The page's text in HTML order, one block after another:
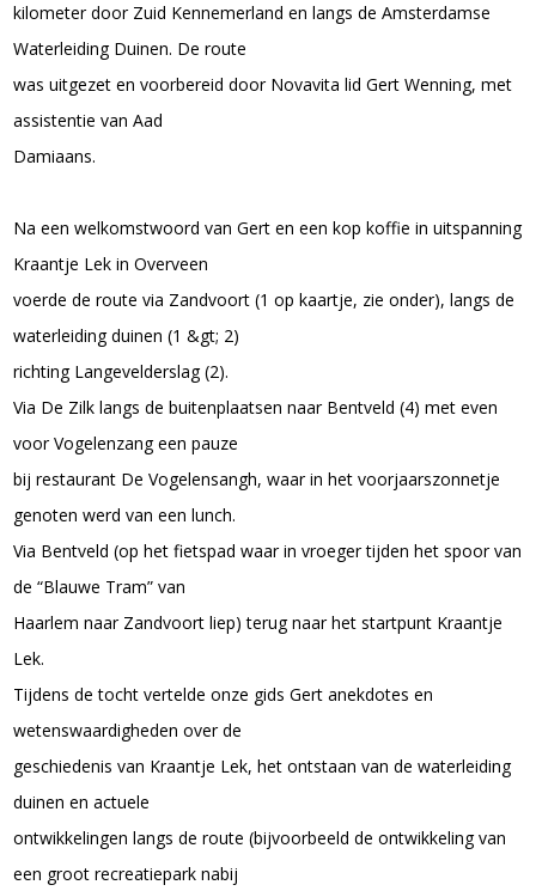
kilometer door Zuid Kennemerland en langs de Amsterdamse
Waterleiding Duinen. De route
was uitgezet en voorbereid door Novavita lid Gert Wenning, met
assistentie van Aad
Damiaans.
Na een welkomstwoord van Gert en een kop koffie in uitspanning
Kraantje Lek in Overveen
voerde de route via Zandvoort (1 op kaartje, zie onder), langs de
waterleiding duinen (1 &gt; 2)
richting Langevelderslag (2).
Via De Zilk langs de buitenplaatsen naar Bentveld (4) met even
voor Vogelenzang een pauze
bij restaurant De Vogelensangh, waar in het voorjaarszonnetje
genoten werd van een lunch.
Via Bentveld (op het fietspad waar in vroeger tijden het spoor van
de “Blauwe Tram” van
Haarlem naar Zandvoort liep) terug naar het startpunt Kraantje
Lek.
Tijdens de tocht vertelde onze gids Gert anekdotes en
wetenswaardigheden over de
geschiedenis van Kraantje Lek, het ontstaan van de waterleiding
duinen en actuele
ontwikkelingen langs de route (bijvoorbeeld de ontwikkeling van
een groot recreatiepark nabij